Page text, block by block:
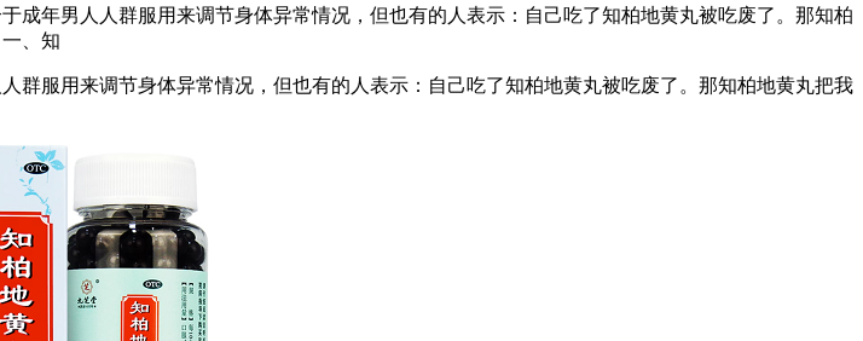
年男人人群服用来调节身体异常情况，但也有的人表示：自己吃了知柏地黄丸被吃废了。那知柏
、知
服用来调节身体异常情况，但也有的人表示：自己吃了知柏地黄丸被吃废了。那知柏地黄丸把我